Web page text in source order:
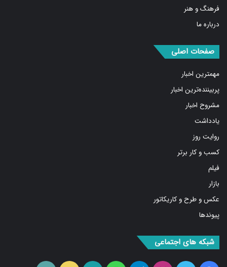
درباره ما
مهمترین اخبار
پربیننده‌ترین اخبار
مشروح اخبار
یادداشت
روایت روز
کسب و کار برتر
فیلم
بازار
عکس و طرح و کاریکاتور
پیوندها
فیس توییتراینستاگرامتلگرامواتس
آپارات ایتا